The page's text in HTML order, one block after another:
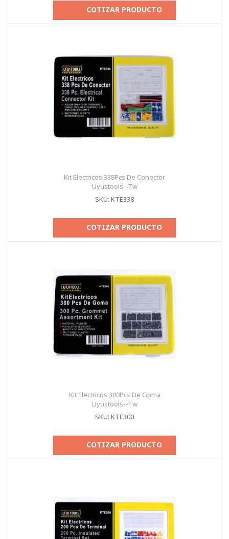
COTIZAR PRODUCTO
Kit Electricos 338Pcs De Conector
Uyustools--Tw
SKU: KTE338
COTIZAR PRODUCTO
Kit Electricos 300Pcs De Goma
Uyustools--Tw
SKU: KTE300
COTIZAR PRODUCTO